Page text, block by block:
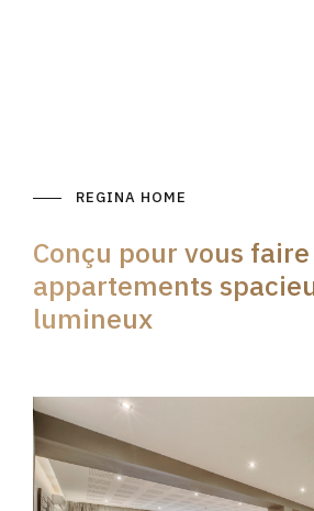
REGINA HOME
Conçu pour vous
appartements
lumineux